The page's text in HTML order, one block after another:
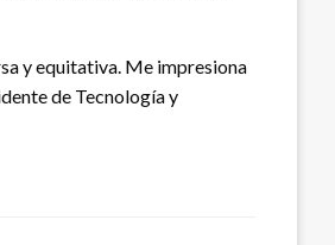
y equitativa. Me impresiona
de Tecnología y